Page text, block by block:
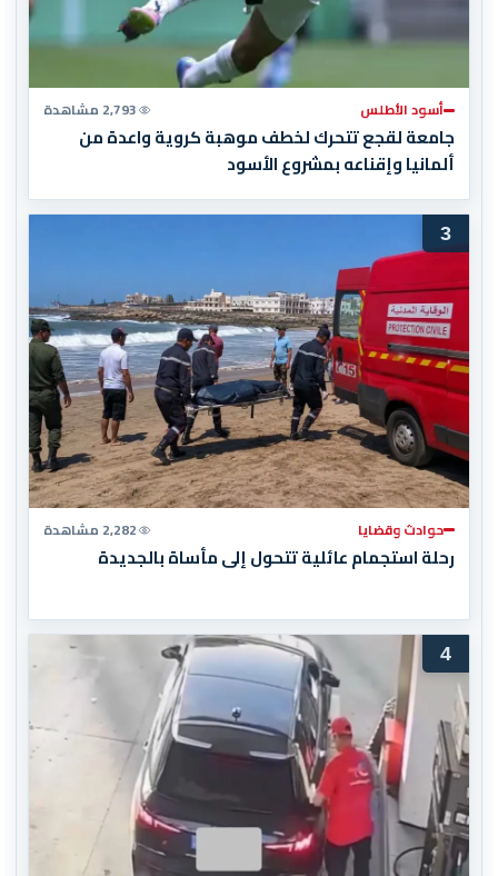
أسود الأطلس 2,793 مشاهدة
جامعة لقجع تتحرك لخطف موهبة كروية واعدة من
ألمانيا وإقناعه بمشروع الأسود
3
حوادث وقضايا 2,282 مشاهدة
رحلة استجمام عائلية تتحول إلى مأساة بالجديدة
4